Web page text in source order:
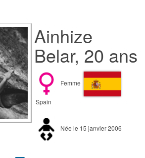
Ainhize
Belar, 20 ans
Femme
Spain
Née le 15 janvier 2006